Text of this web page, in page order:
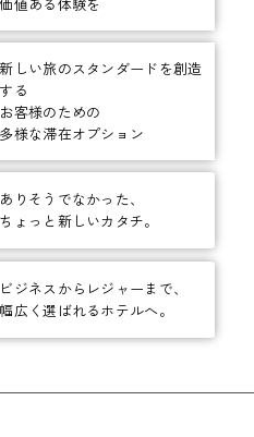
新しい旅のスタンダードを創造
する
お客様のための
多様な滞在オプション
ありそうでなかった、
ちょっと新しいカタチ。
ビジネスからレジャーまで、
幅広く選ばれるホテルへ。